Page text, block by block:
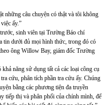
những câu chuyện có thật và tôi không
ấy.”
sinh viên tại Trường Báo chí
tin dưới đủ mọi hình thức, trong đó có
ông Willow Bay, giám đốc Trường
năng sử dụng tất cả các loại công cụ
cứu, phân tích phần tra cứu ấy. Chúng
bằng các phương tiện đa truyền
tiếp thị và phân phối của chính mình, để